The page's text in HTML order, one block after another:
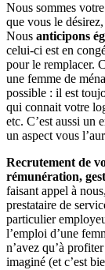
Nous sommes votre
que vous le
Nous anticipons
celui-ci est en
pour le remplacer.
une femme de
possible : il est
qui connait votre
etc. C’est aussi un
un aspect vous
Recrutement de
rémunération,
faisant appel à nous,
prestataire de
particulier
l’emploi d’une
n’avez qu’à
imaginé (et c’est